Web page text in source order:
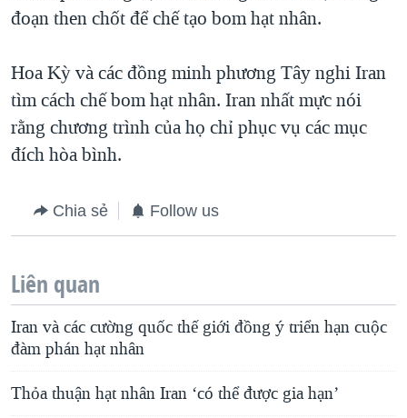
đoạn then chốt để chế tạo bom hạt nhân.
Hoa Kỳ và các đồng minh phương Tây nghi Iran
tìm cách chế bom hạt nhân. Iran nhất mực nói
rằng chương trình của họ chỉ phục vụ các mục
đích hòa bình.
Chia sẻ Follow us
Liên quan
Iran và các cường quốc thế giới đồng ý triển hạn cuộc
đàm phán hạt nhân
Thỏa thuận hạt nhân Iran ‘có thể được gia hạn’